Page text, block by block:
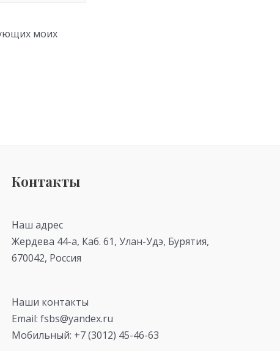
моих
Контакты
Наш адрес
Жердева 44-а, Каб. 61, Улан-Удэ, Бурятия,
670042, Россия
Наши контакты
Email: fsbs@yandex.ru
Мобильный: +7 (3012) 45-46-63